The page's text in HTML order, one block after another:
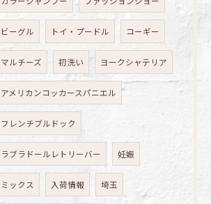
ビーグル トイ・プードル コーギー
マルチーズ 初洗い ヨークシャテリア
アメリカンコッカースパニエル
フレンチブルドック
ラブラドールレトリーバー 妊娠
ミックス 入荷情報 埼玉